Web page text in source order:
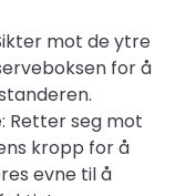
mot de ytre
for å
Retter seg mot
kropp for å
evne til å